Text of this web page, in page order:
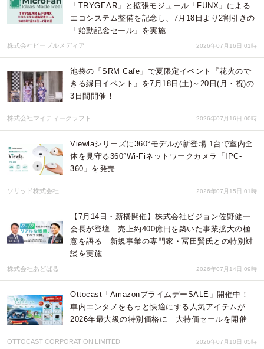
「TRYGEAR」と拡張モジュール「FUNX」による
エコシステム整備を記念し、7月18日より2割引きの
「始動記念セール」を実施
株式会社ピープルメディア 2026年07月16日 01時
池袋の「SRM Cafe」で夏限定イベント『花火ので
きる縁日イベント』を7月18日(土)～20日(月・祝)の
3日間開催！
株式会社マイティークラフト 2026年07月16日 00時
Viewlaシリーズに360°モデルが新登場 1台で室内全
体を見守る360°Wi-Fiネットワークカメラ「IPC-
360」を発売
ソリッド株式会社 2026年07月15日 01時
【7月14日・新橋開催】株式会社ビジョン佐野健一
会長が登壇 売上約400億円を築いた事業拡大の極
意を語る 新規事業の専門家・冨田賢氏との特別対
談を実施
株式会社あどばる 2026年07月14日 09時
Ottocast「AmazonプライムデーSALE」開催中！
車内エンタメをもっと快適にする人気アイテムが
2026年最大級の特別価格に｜大特価セールを開催
OTTOCAST CORPORATION LIMITED 2026年07月10日 05時